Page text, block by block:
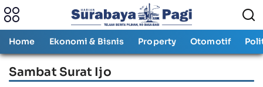
Home Ekonomi & Bisnis Property Otomotif
Sambat Surat Ijo